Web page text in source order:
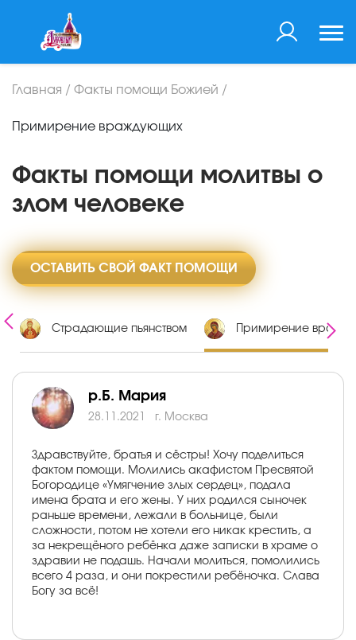
Главная / Факты помощи Божией /
Примирение враждующих
Факты помощи молитвы о
злом человеке
ОСТАВИТЬ СВОЙ ФАКТ ПОМОЩИ
Страдающие пьянством Примирение
р.Б. Мария
28.11.2021 г. Москва
Здравствуйте, братья и сёстры! Хочу поделиться
фактом помощи. Молились акафистом Пресвятой
Богородице «Умягчение злых сердец», подала
имена брата и его жены. У них родился сыночек
раньше времени, лежали в больнице, были
сложности, потом не хотели его никак крестить, а
за некрещёного ребёнка даже записки в храме о
здравии не подашь. Начали молиться, помолились
всего 4 раза, и они покрестили ребёночка. Слава
Богу за всё!